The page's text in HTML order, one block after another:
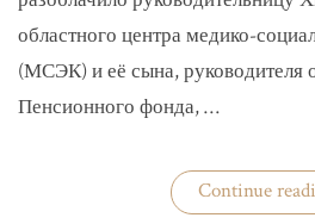
областного центра медико-
(МСЭК) и её сына, руководителя
Пенсионного фонда, …
Continue